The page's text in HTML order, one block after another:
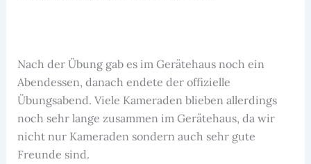
Nach der Übung gab es im Gerätehaus noch ein
Abendessen, danach endete der offizielle
Übungsabend. Viele Kameraden blieben allerdings
noch sehr lange zusammen im Gerätehaus, da wir
nicht nur Kameraden sondern auch sehr gute
Freunde sind.